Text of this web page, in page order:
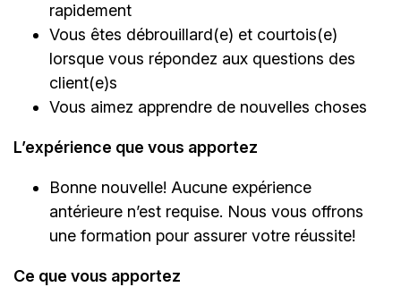
rapidement
Vous êtes débrouillard(e) et courtois(e)
lorsque vous répondez aux questions des
client(e)s
Vous aimez apprendre de nouvelles choses
L’expérience que vous apportez
Bonne nouvelle! Aucune expérience
antérieure n’est requise. Nous vous offrons
une formation pour assurer votre réussite!
Ce que vous apportez